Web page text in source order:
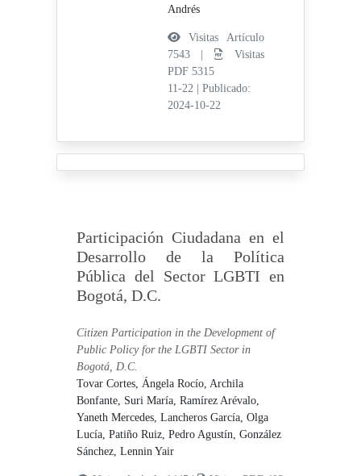
Andrés
Visitas Artículo
7543 |
Visitas
PDF 5315
11-22
Publicado:
2024-10-22
Participación Ciudadana en el
Desarrollo de la Política
Pública del Sector LGBTI en
Bogotá, D.C.
Citizen Participation in the Development of
Public Policy for the LGBTI Sector in
Bogotá, D.C.
Tovar Cortes, Ángela Rocío,Archila
Bonfante, Suri María,Ramírez Arévalo,
Yaneth Mercedes,Lancheros García, Olga
Lucía,Patiño Ruiz, Pedro Agustín,González
Sánchez, Lennin Yair